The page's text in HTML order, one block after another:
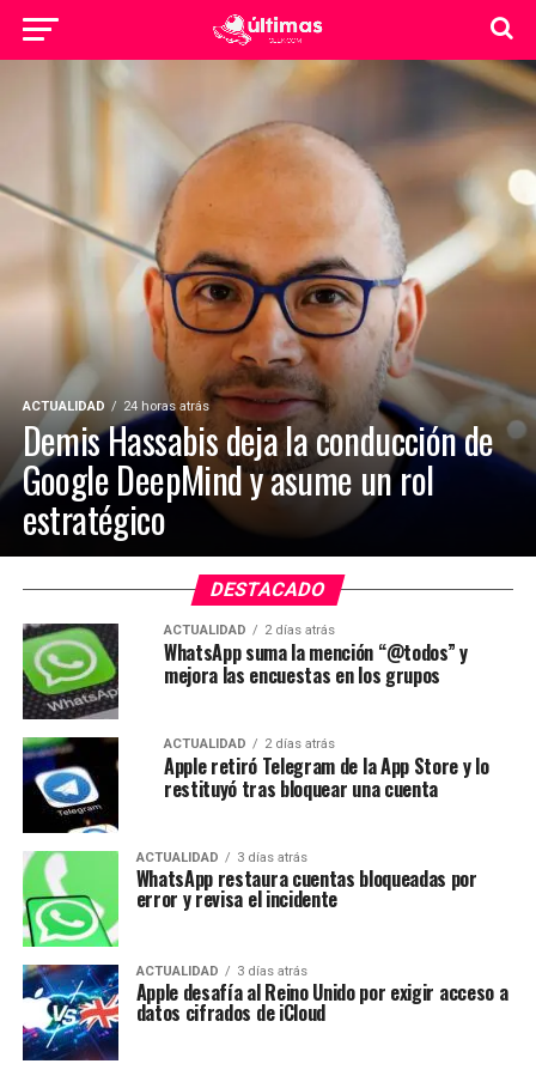
ACTUALIDAD 24 horas atrás
Demis Hassabis deja la conducción de
Google DeepMind y asume un rol
estratégico
DESTACADO
ACTUALIDAD 2 días atrás
WhatsApp suma la mención “@todos” y
mejora las encuestas en los grupos
ACTUALIDAD 2 días atrás
Apple retiró Telegram de la App Store y lo
restituyó tras bloquear una cuenta
ACTUALIDAD 3 días atrás
WhatsApp restaura cuentas bloqueadas por
error y revisa el incidente
ACTUALIDAD 3 días atrás
Apple desafía al Reino Unido por exigir acceso a
datos cifrados de iCloud